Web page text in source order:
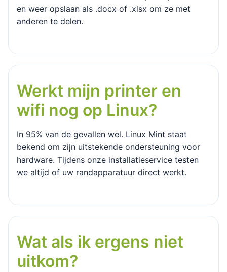
en weer opslaan als .docx of .xlsx om ze met
anderen te delen.
Werkt mijn printer en
wifi nog op Linux?
In 95% van de gevallen wel. Linux Mint staat
bekend om zijn uitstekende ondersteuning voor
hardware. Tijdens onze installatieservice testen
we altijd of uw randapparatuur direct werkt.
Wat als ik ergens niet
uitkom?